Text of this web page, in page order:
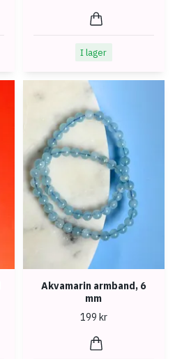
I lager
Akvamarin armband, 6
mm
199 kr